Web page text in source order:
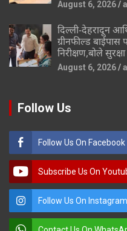
August 6, 2026
दिल्ली-देहरादून
ग्रीनफील्ड बाईपास
निरीक्षण,बोले
August 6, 2026
Follow Us
Follow Us On Facebook
Subscribe Us On
Follow Us On Instagram